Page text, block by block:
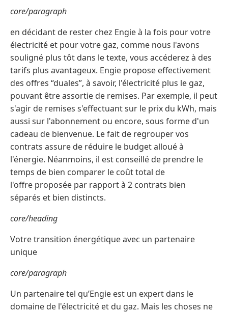
core/paragraph
en décidant de rester chez Engie à la fois pour votre
électricité et pour votre gaz, comme nous l'avons
souligné plus tôt dans le texte, vous accéderez à des
tarifs plus avantageux. Engie propose effectivement
des offres “duales”, à savoir, l'électricité plus le gaz,
pouvant être assortie de remises. Par exemple, il peut
s'agir de remises s'effectuant sur le prix du kWh, mais
aussi sur l'abonnement ou encore, sous forme d'un
cadeau de bienvenue. Le fait de regrouper vos
contrats assure de réduire le budget alloué à
l'énergie. Néanmoins, il est conseillé de prendre le
temps de bien comparer le coût total de
l'offre proposée par rapport à 2 contrats bien
séparés et bien distincts.
core/heading
Votre transition énergétique avec un partenaire
unique
core/paragraph
Un partenaire tel qu’Engie est un expert dans le
domaine de l'électricité et du gaz. Mais les choses ne